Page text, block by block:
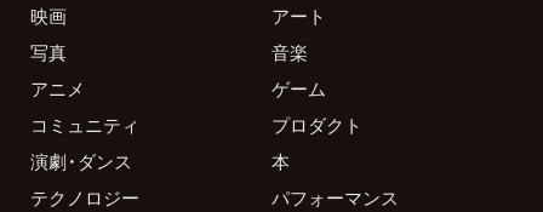
映画
アート
写真
音楽
アニメ
ゲーム
コミュニティ
プロダクト
演劇・ダンス
本
テクノロジー
パフォーマンス